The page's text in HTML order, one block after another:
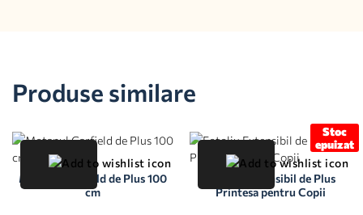
Produse similare
Motanul Garfield de Plus 100
cm
Stoc
epuizat
Fotoliu Extensibil de Plus
Printesa pentru Copii